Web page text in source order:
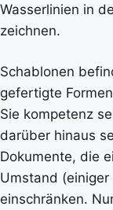
Wasserlinien in
zeichnen.
Schablonen
gefertigte
Sie kompetenz
darüber hinaus
Dokumente, die
Umstand
einschränken.